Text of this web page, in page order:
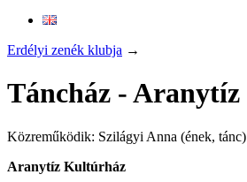
Erdélyi zenék klubja →
Táncház - Aranytíz
Közreműködik: Szilágyi Anna (ének, tánc)
Aranytíz Kultúrház